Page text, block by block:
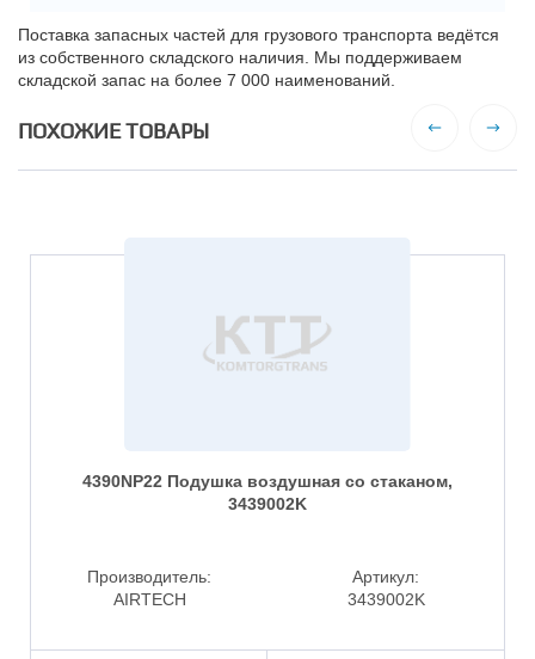
Поставка запасных частей для грузового транспорта ведётся
из собственного складского наличия. Мы поддерживаем
складской запас на более 7 000 наименований.
ПОХОЖИЕ ТОВАРЫ
4390NP22 Подушка воздушная со стаканом,
3439002K
Производитель:
AIRTECH
Артикул:
3439002K